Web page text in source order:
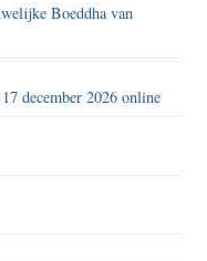
Boeddha van
december 2026 online